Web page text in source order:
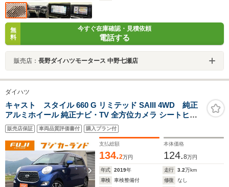
無
料
今すぐ在庫確認・見積依頼
電話する
販売店： 長野ダイハツモータース 中野七瀬店
ダイハツ
キャスト スタイル 660 G リミテッド SAIII 4WD 純正
アルミホイール 純正ナビ・TV 全方位カメラ シートヒー
ター ETC プッシュスタート
販売店保証 車両品質評価書付 購入プラン付
支払総額
134.2万円
本体価格
124.8万円
年式 2019年 走行 3.2万km
車検
車検整備付 修復
なし